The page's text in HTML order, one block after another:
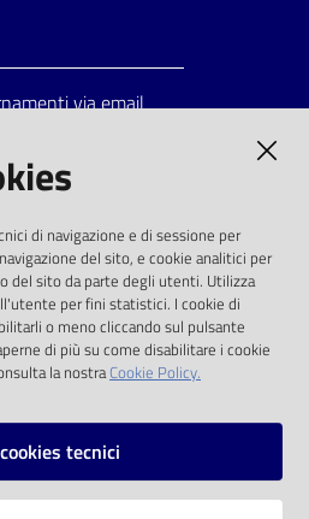
via email
dalla direttiva
e dal d.lgs. 36/2006
di navigazione e di sessione per
del sito, e cookie analitici per
del sito da parte degli utenti. Utilizza
per fini statistici. I cookie di
o meno cliccando sul pulsante
di più su come disabilitare i cookie
la nostraCookie Policy.
tecnici